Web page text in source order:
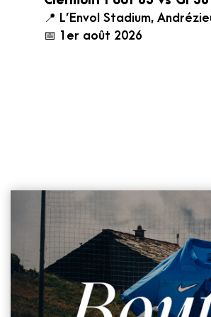
📍 L’Envol Stadium,
📅 1er août 2026